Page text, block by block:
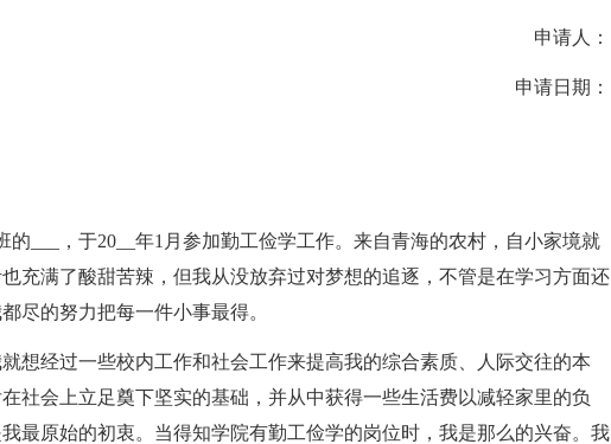
申请人：
申请日期：
的___，于20__年1月参加勤工俭学工作。来自青海的农村，自小家境就
充满了酸甜苦辣，但我从没放弃过对梦想的追逐，不管是在学习方面还
尽的努力把每一件小事最得。
想经过一些校内工作和社会工作来提高我的综合素质、人际交往的本
社会上立足奠下坚实的基础，并从中获得一些生活费以减轻家里的负
最原始的初衷。当得知学院有勤工俭学的岗位时，我是那么的兴奋。我